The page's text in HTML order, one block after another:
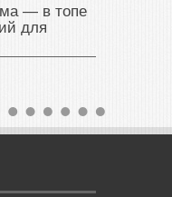
— в топе
для